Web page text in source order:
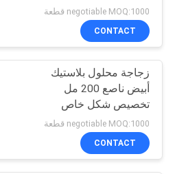
حالات
خريطة
الموقع
PRIVACY
POLICY
مضخة رغوة
اليد
41
31
negotiable MOQ:1000 قطعة
CONTACT
زجاجة محلول بلاستيك
أبيض ناصع 200 مل
تخصيص شكل خاص
negotiable MOQ:1000 قطعة
CONTACT